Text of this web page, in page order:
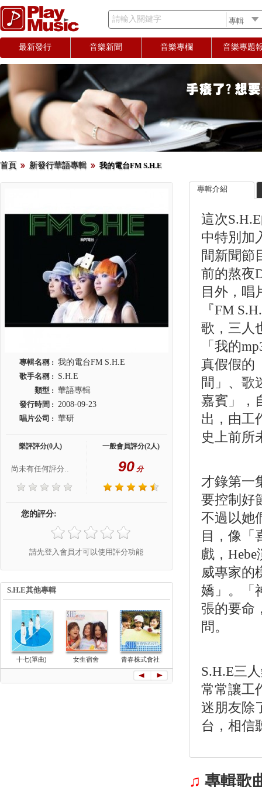
請輸入關鍵字
最新發行 音樂新聞 音樂專欄 音樂專題
首頁 新發行華語專輯 我的電台FM S.H.E
專輯名稱 : 我的電台FM S.H.E
歌手名稱 : S.H.E
類型 : 華語專輯
發行時間 : 2008-09-23
唱片公司 : 華研
樂評評分(0人)
尚未有任何評分..
一般會員評分(2人)
90 分
您的評分:
請先登入會員才可以使用評分功能
S.H.E其他專輯
十七(單曲) 女生宿舍 青春株式會社
專輯介紹
這次
中特別加
間新聞節
前的熬夜
目外，唱
『FM
歌，三人
「我的
真假假的
間」、歌
嘉賓」，
出，由工
史上前所
才錄第一
要控制好
不過以她
目，像「
戲，
威專家的
嬌」。「
張的要命
問。
S.H.E三
常常讓工
迷朋友除
台，相信
♫ 專輯歌